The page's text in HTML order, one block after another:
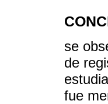
se
de
fue